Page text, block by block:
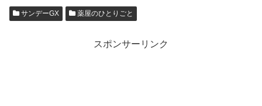
サンデーGX 薬屋のひとりごと
スポンサーリンク